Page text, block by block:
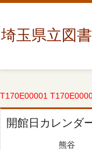
埼玉県立図
T170E00001
開館日カレンダ
熊谷